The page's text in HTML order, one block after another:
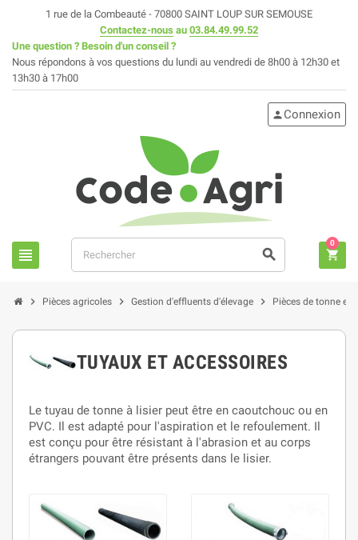
1 rue de la Combeauté - 70800 SAINT LOUP SUR SEMOUSE
Contactez-nous au 03.84.49.99.52
Une question ? Besoin d'un conseil ?
Nous répondons à vos questions du lundi au vendredi de 8h00 à 12h30 et
13h30 à 17h00
view_headline search
person Connexion
shopping_cart
0
chevron_right Pièces agricoles chevron_right Gestion d'effluents d'élevage chevron_right Pièces de tonne et
TUYAUX ET ACCESSOIRES
Le tuyau de tonne à lisier peut être en caoutchouc ou en
PVC. Il est adapté pour l'aspiration et le refoulement. Il
est conçu pour être résistant à l'abrasion et au corps
étrangers pouvant être présents dans le lisier.